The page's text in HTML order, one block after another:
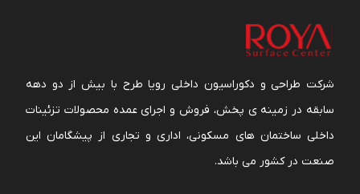
شرکت طراحی و دکوراسیون داخلی رویا طرح با بیش از دو دهه
سابقه در زمینه ی پخش، فروش و اجرای عمده محصولات تزئینات
داخلی ساختمان های مسکونی، اداری و تجاری از پیشگامان این
صنعت در کشور می باشد.